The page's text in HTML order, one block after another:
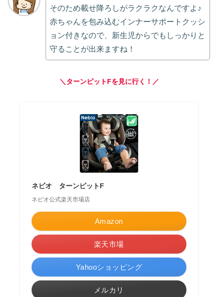
そのため載せ降ろしがラクラクなんですよ♪
赤ちゃんを包み込むインナーサポートクッシ
ョン付きなので、新生児からでもしっかりと
守ることが出来ますね！
＼ターンピットFを見に行く！／
ネビオ ターンピットF
ネビオ公式楽天市場店
Amazon
楽天市場
Yahooショッピング
メルカリ